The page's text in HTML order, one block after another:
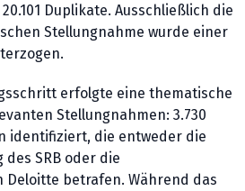
Duplikate. Ausschließlich die
Stellungnahme wurde einer
erfolgte eine thematische
Stellungnahmen: 3.730
identifiziert, die entweder die
SRB oder die
Deloitte betrafen. Während das